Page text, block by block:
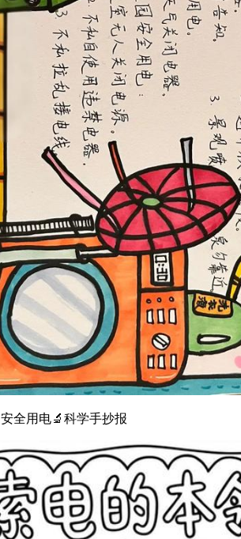
安全用电🔬科学手抄报